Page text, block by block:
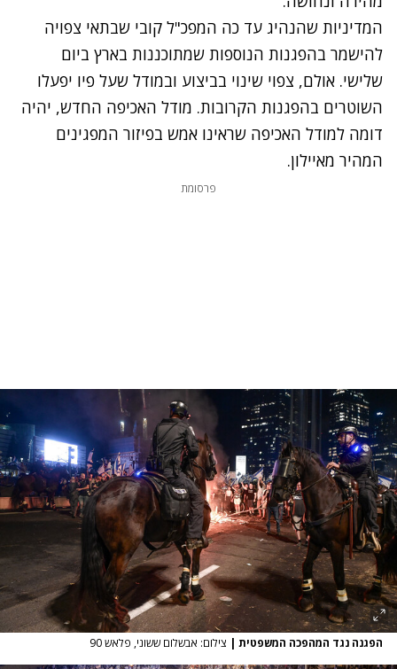
המדיניות שהנהיג עד כה המפכ"ל קובי שבתאי צפויה
להישמר בהפגנות הנוספות שמתוכננות בארץ ביום
שלישי. אולם, צפוי שינוי בביצוע ובמודל שעל פיו יפעלו
השוטרים בהפגנות הקרובות. מודל האכיפה החדש, יהיה
דומה למודל האכיפה שראינו אמש בפיזור המפגינים
המהיר מאיילון.
פרסומת
הפגנה נגד המהפכה המשפטית | צילום: אבשלום ששוני, פלאש 90